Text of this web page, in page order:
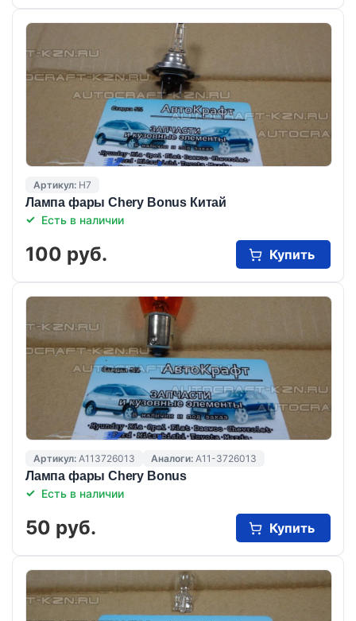
Артикул: H7
Лампа фары Chery Bonus Китай
Есть в наличии
100 руб. Купить
Артикул: A113726013 Аналоги: A11-3726013
Лампа фары Chery Bonus
Есть в наличии
50 руб. Купить